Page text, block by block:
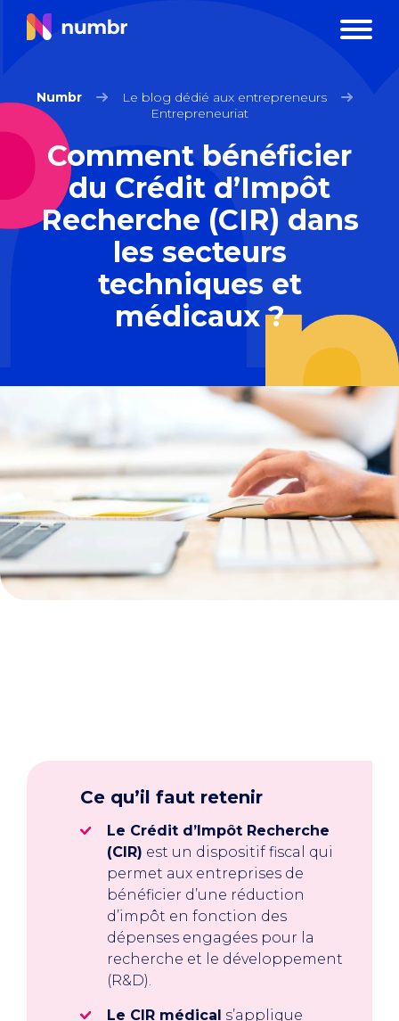
Numbr
Le blog dédié aux entrepreneurs
Entrepreneuriat
Comment bénéficier
du Crédit d’Impôt
Recherche (CIR) dans
les secteurs
techniques et
médicaux ?
Ce qu’il faut retenir
Le Crédit d’Impôt Recherche
(CIR) est un dispositif fiscal qui
permet aux entreprises de
bénéficier d’une réduction
d’impôt en fonction des
dépenses engagées pour la
recherche et le développement
(R&D).
Le CIR médical s’applique